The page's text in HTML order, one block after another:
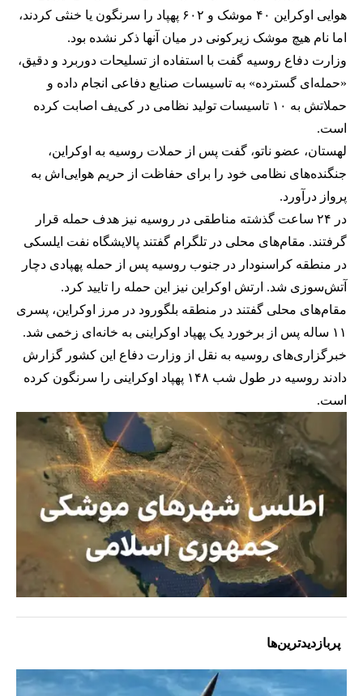
هوایی اوکراین ۴۰ موشک و ۶۰۲ پهپاد را سرنگون یا خنثی کردند،
اما نام هیچ موشک زیرکونی در میان آنها ذکر نشده بود.
وزارت دفاع روسیه گفت با استفاده از تسلیحات دوربرد و دقیق،
«حمله‌ای گسترده» به تاسیسات صنایع دفاعی انجام داده و
حملاتش به ۱۰ تاسیسات تولید نظامی در کی‌یف اصابت کرده
است.
لهستان، عضو ناتو، گفت پس از حملات روسیه به اوکراین،
جنگنده‌های نظامی خود را برای حفاظت از حریم هوایی‌اش به
پرواز درآورد.
در ۲۴ ساعت گذشته مناطقی در روسیه نیز هدف حمله قرار
گرفتند. مقام‌های محلی در تلگرام گفتند پالایشگاه نفت ایلسکی
در منطقه کراسنودار در جنوب روسیه پس از حمله پهپادی دچار
آتش‌سوزی شد. ارتش اوکراین نیز این حمله را تایید کرد.
مقام‌های محلی گفتند در منطقه بلگورود در مرز اوکراین، پسری
۱۱ ساله پس از برخورد یک پهپاد اوکراینی به خانه‌ای زخمی شد.
خبرگزاری‌های روسیه به نقل از وزارت دفاع این کشور گزارش
دادند روسیه در طول شب ۱۴۸ پهپاد اوکراینی را سرنگون کرده
است.
پربازدیدترین‌ها